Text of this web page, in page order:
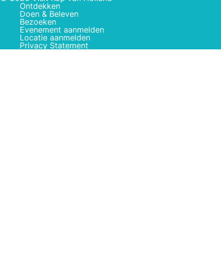
Ontdekken
Doen & Beleven
Bezoeken
Evenement aanmelden
Locatie aanmelden
Privacy Statement